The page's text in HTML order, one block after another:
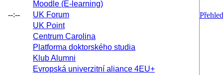
--:--
Moodle (E-learning)
UK Forum
UK Point
Centrum Carolina
Platforma doktorského studia
Klub Alumni
Evropská univerzitní aliance 4EU+
Přehled